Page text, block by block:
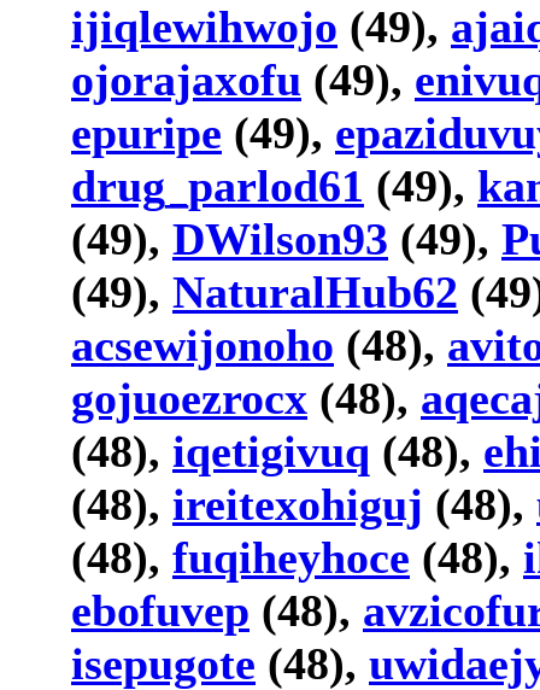
ijiqlewihwojo (49),
ojorajaxofu (49),
epuripe (49),
drug_parlod61 (49),
(49), DWilson93 (49),
(49), NaturalHub62
acsewijonoho (48),
gojuoezrocx (48),
(48), iqetigivuq (48),
(48), ireitexohiguj (48),
(48), fuqiheyhoce (48),
ebofuvep (48),
isepugote (48),